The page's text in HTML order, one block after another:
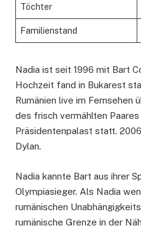
Töchter
Familienstand
Nadia ist seit 1996 mit Bart
Hochzeit fand in Bukarest
Rumänien live im Fernsehen
des frisch vermählten
Präsidentenpalast statt.
Dylan.
Nadia kannte Bart aus ihrer
Olympiasieger. Als Nadia
rumänischen
rumänische Grenze in der